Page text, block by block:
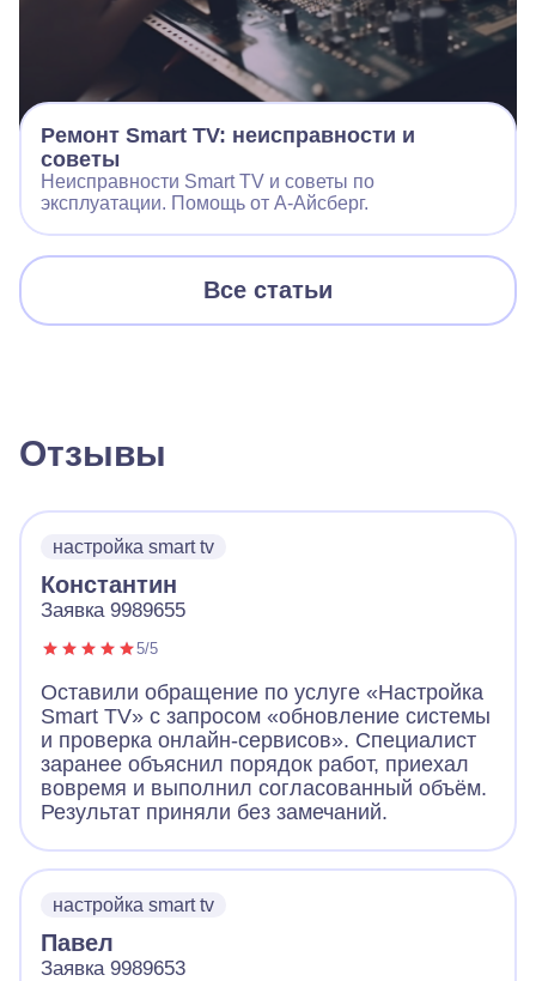
Ремонт Smart TV: неисправности и
советы
Неисправности Smart TV и советы по
эксплуатации. Помощь от А-Айсберг.
Все статьи
Отзывы
настройка smart tv
Константин
Заявка 9989655
5/5
Оставили обращение по услуге «Настройка
Smart TV» с запросом «обновление системы
и проверка онлайн-сервисов». Специалист
заранее объяснил порядок работ, приехал
вовремя и выполнил согласованный объём.
Результат приняли без замечаний.
настройка smart tv
Павел
Заявка 9989653